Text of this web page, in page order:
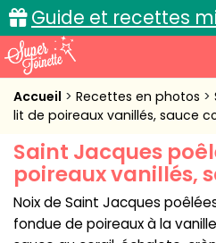
Guide et recettes
Accueil
Cuisine pratique
L'actu cuisine
Accueil Recettes en photos
lit de poireaux vanillés, sauce
Saint Jacques
poireaux vanillés,
Noix de Saint Jacques
fondue de poireaux à la